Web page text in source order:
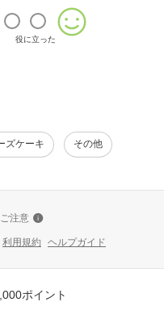
役に立った
ズケーキ その他
注意
利用規約 ヘルプガイド
ポイント